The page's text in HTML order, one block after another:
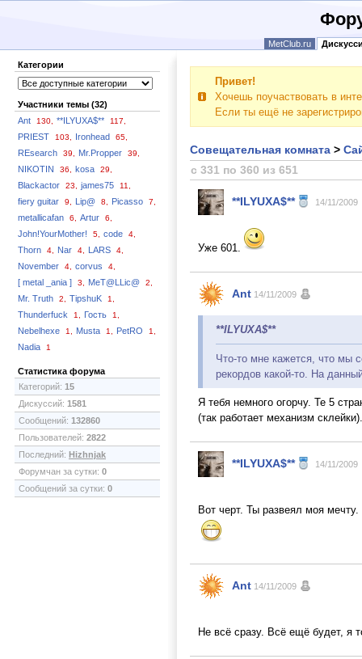
MetClub.ru
Категории
Участники темы (32)
Ant
130, **ILYUXA$** 117,
PRIEST 103, Ironhead 65,
REsearch 39, Mr.Propper 39,
NIKOTIN 36, kosa 29,
Blackactor 23, james75 11,
fiery guitar 9, Lip@ 8, Picasso 7,
metallicafan 6, Artur 6,
John!YourMother! 5, code 4,
Thorn 4, Nar 4, LARS 4,
November 4, corvus 4,
[ metal _ania ] 3, MeT@LLic@ 2,
Mr. Truth 2, TipshuK 1,
Thunderfuck 1, Гость 1,
Nebelhexe 1, Musta 1, PetRO 1,
Nadia 1
Статистика форума
Категорий: 15
Дискуссий: 1581
Сообщений: 132860
Пользователей: 2822
Последний: Hizhnjak
Форумчан за сутки: 0
Сообщений за сутки: 0
Привет!
Хочешь поучаствовать в
Если ты ещё не
Совещательная комната >
с 331 по 360 из 651
**ILYUXA$** 14/11/2009
Уже 601.
Ant 14/11/2009
**ILYUXA$**
Что-то мне кажется, что мы
рекордов какой-то. На
Я тебя немного огорчу. Те 5
(так работает механизм склейки).
**ILYUXA$** 14/11/2009
Вот черт. Ты развеял моя
Ant 14/11/2009
Не всё сразу. Всё ещё будет, я